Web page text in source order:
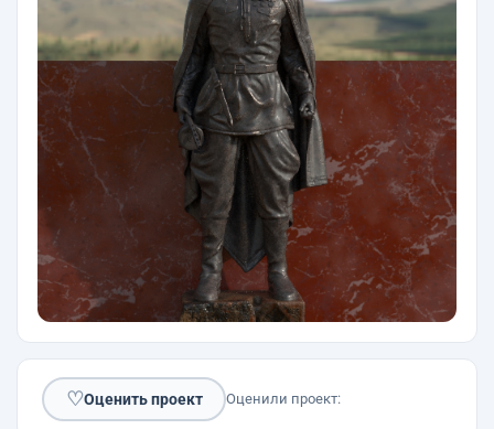
♡Оценить проект Оценили проект: